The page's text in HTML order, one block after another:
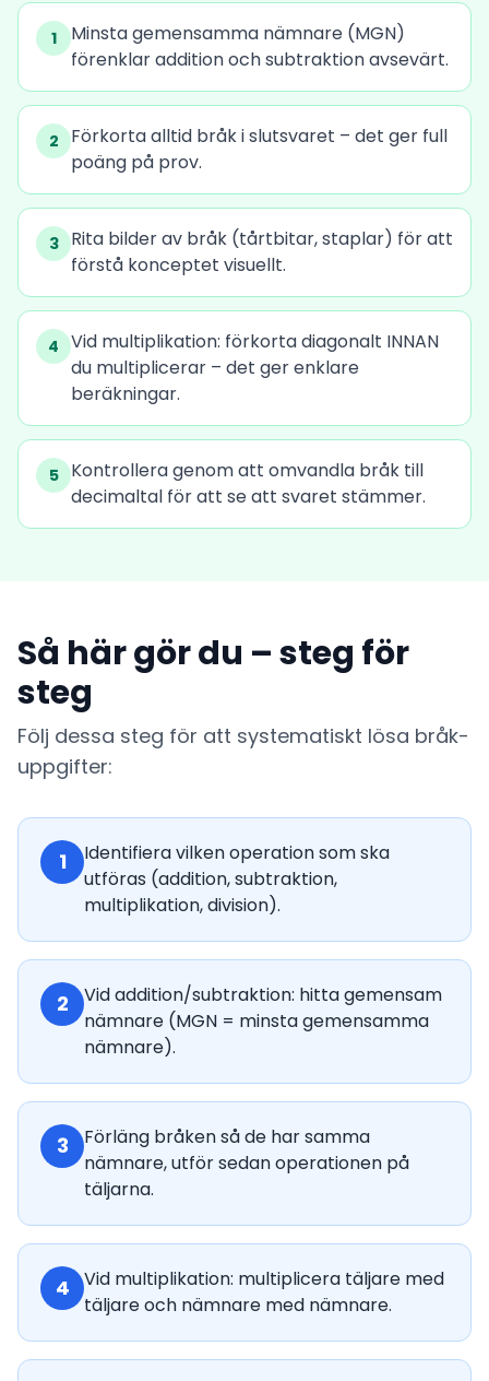
1
Minsta gemensamma nämnare (MGN)
förenklar addition och subtraktion avsevärt.
2
Förkorta alltid bråk i slutsvaret – det ger full
poäng på prov.
3
Rita bilder av bråk (tårtbitar, staplar) för att
förstå konceptet visuellt.
4 Vid multiplikation: förkorta diagonalt INNAN
du multiplicerar – det ger enklare
beräkningar.
5
Kontrollera genom att omvandla bråk till
decimaltal för att se att svaret stämmer.
Så här gör du – steg för
steg
Följ dessa steg för att systematiskt lösa bråk-
uppgifter:
1
Identifiera vilken operation som ska
utföras (addition, subtraktion,
multiplikation, division).
2
Vid addition/subtraktion: hitta gemensam
nämnare (MGN = minsta gemensamma
nämnare).
3
Förläng bråken så de har samma
nämnare, utför sedan operationen på
täljarna.
4
Vid multiplikation: multiplicera täljare med
täljare och nämnare med nämnare.